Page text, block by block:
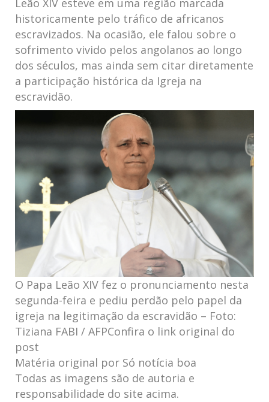
historicamente pelo tráfico de africanos
escravizados. Na ocasião, ele falou sobre o
sofrimento vivido pelos angolanos ao longo
dos séculos, mas ainda sem citar diretamente
a participação histórica da Igreja na
escravidão.
O Papa Leão XIV fez o pronunciamento nesta
segunda-feira e pediu perdão pelo papel da
igreja na legitimação da escravidão – Foto:
Tiziana FABI / AFPConfira o link original do
post
Matéria original por Só notícia boa
Todas as imagens são de autoria e
responsabilidade do site acima.